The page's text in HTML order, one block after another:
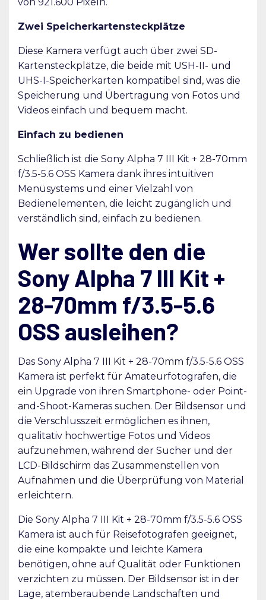
Zwei Speicherkartensteckplätze
Diese Kamera verfügt auch über zwei SD-
Kartensteckplätze, die beide mit USH-II- und
UHS-I-Speicherkarten kompatibel sind, was die
Speicherung und Übertragung von Fotos und
Videos einfach und bequem macht.
Einfach zu bedienen
Schließlich ist die Sony Alpha 7 III Kit + 28-70mm
f/3.5-5.6 OSS Kamera dank ihres intuitiven
Menüsystems und einer Vielzahl von
Bedienelementen, die leicht zugänglich und
verständlich sind, einfach zu bedienen.
Wer sollte den die
Sony Alpha 7 III Kit +
28-70mm f/3.5-5.6
OSS ausleihen?
Das Sony Alpha 7 III Kit + 28-70mm f/3.5-5.6 OSS
Kamera ist perfekt für Amateurfotografen, die
ein Upgrade von ihren Smartphone- oder Point-
and-Shoot-Kameras suchen. Der Bildsensor und
die Verschlusszeit ermöglichen es ihnen,
qualitativ hochwertige Fotos und Videos
aufzunehmen, während der Sucher und der
LCD-Bildschirm das Zusammenstellen von
Aufnahmen und die Überprüfung von Material
erleichtern.
Die Sony Alpha 7 III Kit + 28-70mm f/3.5-5.6 OSS
Kamera ist auch für Reisefotografen geeignet,
die eine kompakte und leichte Kamera
benötigen, ohne auf Qualität oder Funktionen
verzichten zu müssen. Der Bildsensor ist in der
Lage, atemberaubende Landschaften und